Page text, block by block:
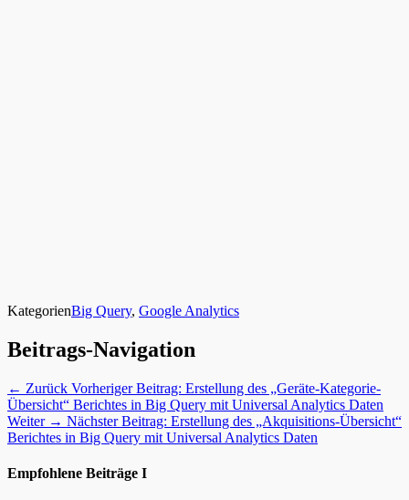
KategorienBig Query, Google Analytics
Beitrags-Navigation
← Zurück Vorheriger Beitrag: Erstellung des „Geräte-Kategorie-
Übersicht“ Berichtes in Big Query mit Universal Analytics Daten
Weiter → Nächster Beitrag: Erstellung des „Akquisitions-Übersicht“
Berichtes in Big Query mit Universal Analytics Daten
Empfohlene Beiträge I